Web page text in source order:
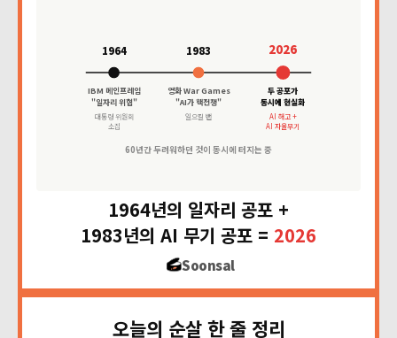
1964
IBM 메인프레임
"일자리 위협"
대통령 위원회
소집
1983
영화 War Games
"AI가 핵전쟁"
일으킬 뻔
2026
두 공포가
동시에 현실화
AI 해고 +
AI 자율무기
60년간 두려워하던 것이 동시에 터지는 중
1964년의 일자리 공포 +
1983년의 AI 무기 공포 = 2026
Soonsal
오늘의 순살 한 줄 정리